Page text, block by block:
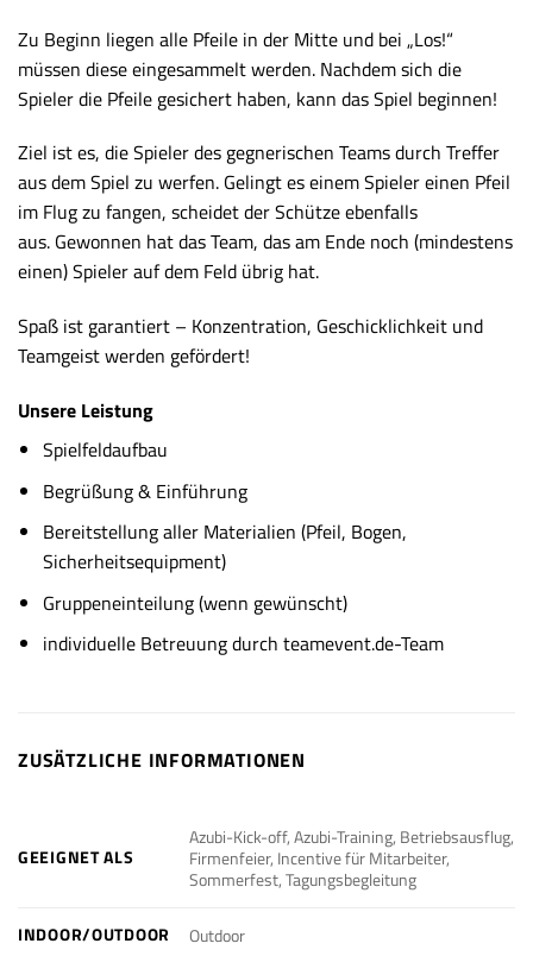
Zu Beginn liegen alle Pfeile in der Mitte und bei „Los!“
müssen diese eingesammelt werden. Nachdem sich die
Spieler die Pfeile gesichert haben, kann das Spiel beginnen!
Ziel ist es, die Spieler des gegnerischen Teams durch Treffer
aus dem Spiel zu werfen. Gelingt es einem Spieler einen Pfeil
im Flug zu fangen, scheidet der Schütze ebenfalls
aus. Gewonnen hat das Team, das am Ende noch (mindestens
einen) Spieler auf dem Feld übrig hat.
Spaß ist garantiert – Konzentration, Geschicklichkeit und
Teamgeist werden gefördert!
Unsere Leistung
Spielfeldaufbau
Begrüßung & Einführung
Bereitstellung aller Materialien (Pfeil, Bogen,
Sicherheitsequipment)
Gruppeneinteilung (wenn gewünscht)
individuelle Betreuung durch teamevent.de-Team
ZUSÄTZLICHE INFORMATIONEN
GEEIGNET ALS
Azubi-Kick-off, Azubi-Training, Betriebsausflug,
Firmenfeier, Incentive für Mitarbeiter,
Sommerfest, Tagungsbegleitung
INDOOR/OUTDOOR Outdoor